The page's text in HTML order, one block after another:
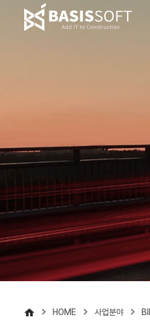
> HOME > 사업분야 >